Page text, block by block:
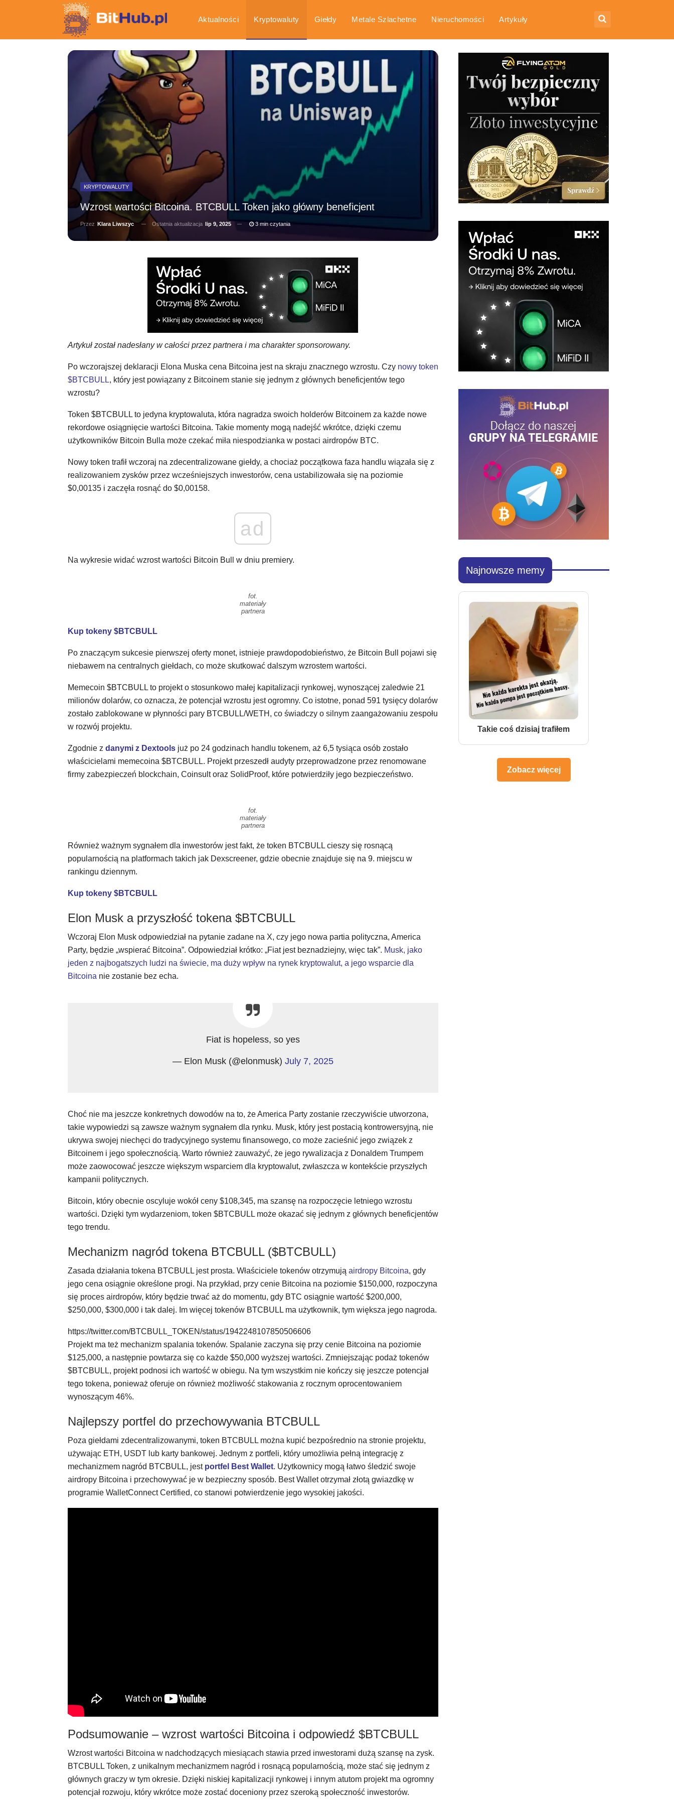
Aktualności Kryptowaluty Giełdy Metale Szlachetne Nieruchomości Artykuły
Gospodarka
KRYPTOWALUTY
Wzrost wartości Bitcoina. BTCBULL Token jako główny beneficjent
Przez Klara Liwszyc Ostatnia aktualizacja lip 9, 2025 3 min czytania
Artykuł został nadesłany w całości przez partnera i ma charakter sponsorowany.
Po wczorajszej deklaracji Elona Muska cena Bitcoina jest na skraju znacznego wzrostu. Czy nowy token
$BTCBULL, który jest powiązany z Bitcoinem stanie się jednym z głównych beneficjentów tego
wzrostu?
Token $BTCBULL to jedyna kryptowaluta, która nagradza swoich holderów Bitcoinem za każde nowe
rekordowe osiągnięcie wartości Bitcoina. Takie momenty mogą nadejść wkrótce, dzięki czemu
użytkowników Bitcoin Bulla może czekać miła niespodzianka w postaci airdropów BTC.
Nowy token trafił wczoraj na zdecentralizowane giełdy, a chociaż początkowa faza handlu wiązała się z
realizowaniem zysków przez wcześniejszych inwestorów, cena ustabilizowała się na poziomie
$0,00135 i zaczęła rosnąć do $0,00158.
ad
Na wykresie widać wzrost wartości Bitcoin Bull w dniu premiery.
fot.
materiały
partnera
Kup tokeny $BTCBULL
Po znaczącym sukcesie pierwszej oferty monet, istnieje prawdopodobieństwo, że Bitcoin Bull pojawi się
niebawem na centralnych giełdach, co może skutkować dalszym wzrostem wartości.
Memecoin $BTCBULL to projekt o stosunkowo małej kapitalizacji rynkowej, wynoszącej zaledwie 21
milionów dolarów, co oznacza, że potencjał wzrostu jest ogromny. Co istotne, ponad 591 tysięcy dolarów
zostało zablokowane w płynności pary BTCBULL/WETH, co świadczy o silnym zaangażowaniu zespołu
w rozwój projektu.
Zgodnie z danymi z Dextoolsjuż po 24 godzinach handlu tokenem, aż 6,5 tysiąca osób zostało
właścicielami memecoina $BTCBULL. Projekt przeszedł audyty przeprowadzone przez renomowane
firmy zabezpieczeń blockchain, Coinsult oraz SolidProof, które potwierdziły jego bezpieczeństwo.
fot.
materiały
partnera
Również ważnym sygnałem dla inwestorów jest fakt, że token BTCBULL cieszy się rosnącą
popularnością na platformach takich jak Dexscreener, gdzie obecnie znajduje się na 9. miejscu w
rankingu dziennym.
Kup tokeny $BTCBULL
Elon Musk a przyszłość tokena $BTCBULL
Wczoraj Elon Musk odpowiedział na pytanie zadane na X, czy jego nowa partia polityczna, America
Party, będzie „wspierać Bitcoina”. Odpowiedział krótko: „Fiat jest beznadziejny, więc tak”. Musk, jako
jeden z najbogatszych ludzi na świecie, ma duży wpływ na rynek kryptowalut, a jego wsparcie dla
Bitcoina nie zostanie bez echa.
Fiat is hopeless, so yes
— Elon Musk (@elonmusk) July 7, 2025
Choć nie ma jeszcze konkretnych dowodów na to, że America Party zostanie rzeczywiście utworzona,
takie wypowiedzi są zawsze ważnym sygnałem dla rynku. Musk, który jest postacią kontrowersyjną, nie
ukrywa swojej niechęci do tradycyjnego systemu finansowego, co może zacieśnić jego związek z
Bitcoinem i jego społecznością. Warto również zauważyć, że jego rywalizacja z Donaldem Trumpem
może zaowocować jeszcze większym wsparciem dla kryptowalut, zwłaszcza w kontekście przyszłych
kampanii politycznych.
Bitcoin, który obecnie oscyluje wokół ceny $108,345, ma szansę na rozpoczęcie letniego wzrostu
wartości. Dzięki tym wydarzeniom, token $BTCBULL może okazać się jednym z głównych beneficjentów
tego trendu.
Mechanizm nagród tokena BTCBULL ($BTCBULL)
Zasada działania tokena BTCBULL jest prosta. Właściciele tokenów otrzymują airdropy Bitcoina, gdy
jego cena osiągnie określone progi. Na przykład, przy cenie Bitcoina na poziomie $150,000, rozpoczyna
się proces airdropów, który będzie trwać aż do momentu, gdy BTC osiągnie wartość $200,000,
$250,000, $300,000 i tak dalej. Im więcej tokenów BTCBULL ma użytkownik, tym większa jego nagroda.
https://twitter.com/BTCBULL_TOKEN/status/1942248107850506606
Projekt ma też mechanizm spalania tokenów. Spalanie zaczyna się przy cenie Bitcoina na poziomie
$125,000, a następnie powtarza się co każde $50,000 wyższej wartości. Zmniejszając podaż tokenów
$BTCBULL, projekt podnosi ich wartość w obiegu. Na tym wszystkim nie kończy się jeszcze potencjał
tego tokena, ponieważ oferuje on również możliwość stakowania z rocznym oprocentowaniem
wynoszącym 46%.
Najlepszy portfel do przechowywania BTCBULL
Poza giełdami zdecentralizowanymi, token BTCBULL można kupić bezpośrednio na stronie projektu,
używając ETH, USDT lub karty bankowej. Jednym z portfeli, który umożliwia pełną integrację z
mechanizmem nagród BTCBULL, jest portfel Best Wallet. Użytkownicy mogą łatwo śledzić swoje
airdropy Bitcoina i przechowywać je w bezpieczny sposób. Best Wallet otrzymał złotą gwiazdkę w
programie WalletConnect Certified, co stanowi potwierdzenie jego wysokiej jakości.
Podsumowanie – wzrost wartości Bitcoina i odpowiedź $BTCBULL
Wzrost wartości Bitcoina w nadchodzących miesiącach stawia przed inwestorami dużą szansę na zysk.
BTCBULL Token, z unikalnym mechanizmem nagród i rosnącą popularnością, może stać się jednym z
głównych graczy w tym okresie. Dzięki niskiej kapitalizacji rynkowej i innym atutom projekt ma ogromny
potencjał rozwoju, który wkrótce może zostać doceniony przez szeroką społeczność inwestorów.
Najnowsze memy
Takie coś dzisiaj trafiłem
Zobacz więcej